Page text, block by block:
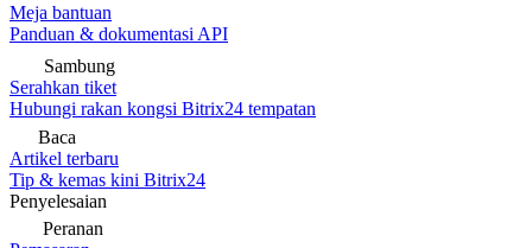
Meja bantuan
Panduan & dokumentasi API
Sambung
Serahkan tiket
Hubungi rakan kongsi Bitrix24 tempatan
Baca
Artikel terbaru
Tip & kemas kini Bitrix24
Penyelesaian
Peranan